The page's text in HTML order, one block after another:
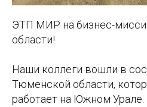
ЭТП МИР на бизнес-
области!
Наши коллеги вошли в
Тюменской области,
работает на Южном Урале.